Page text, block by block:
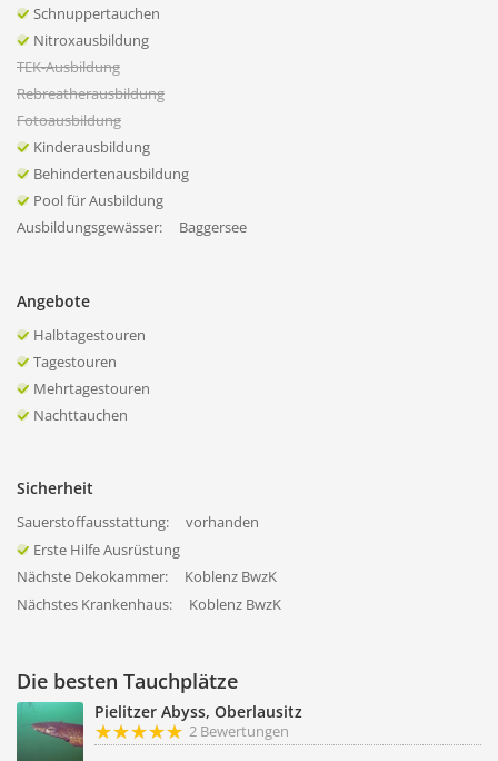
Schnuppertauchen
Nitroxausbildung
TEK-Ausbildung
Rebreatherausbildung
Fotoausbildung
Kinderausbildung
Behindertenausbildung
Pool für Ausbildung
Ausbildungsgewässer:
Baggersee
Angebote
Halbtagestouren
Tagestouren
Mehrtagestouren
Nachttauchen
Sicherheit
Sauerstoffausstattung:
vorhanden
Erste Hilfe Ausrüstung
Nächste Dekokammer:
Koblenz BwzK
Nächstes Krankenhaus:
Koblenz BwzK
Die besten Tauchplätze
Pielitzer Abyss, Oberlausitz
2 Bewertungen